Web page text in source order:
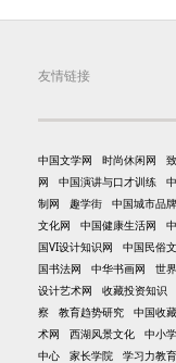
友情链接
中国文学网 时尚休闲网
网
中国演讲与口才训练
制网
趣学街 中国城市品
文化网
中国健康生活网
国VI设计知识网
中国民俗
国书法网
中华书画网 世
设计艺术网
收藏投资知识
察
教育趋势研究 中国收
术网
西湖风景文化 中小
中心
家长学院 学习力教